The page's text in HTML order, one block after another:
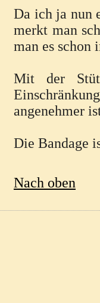
Da ich ja nun
merkt man
man es schon
Mit der
angenehmer
Die Bandage
Nach oben